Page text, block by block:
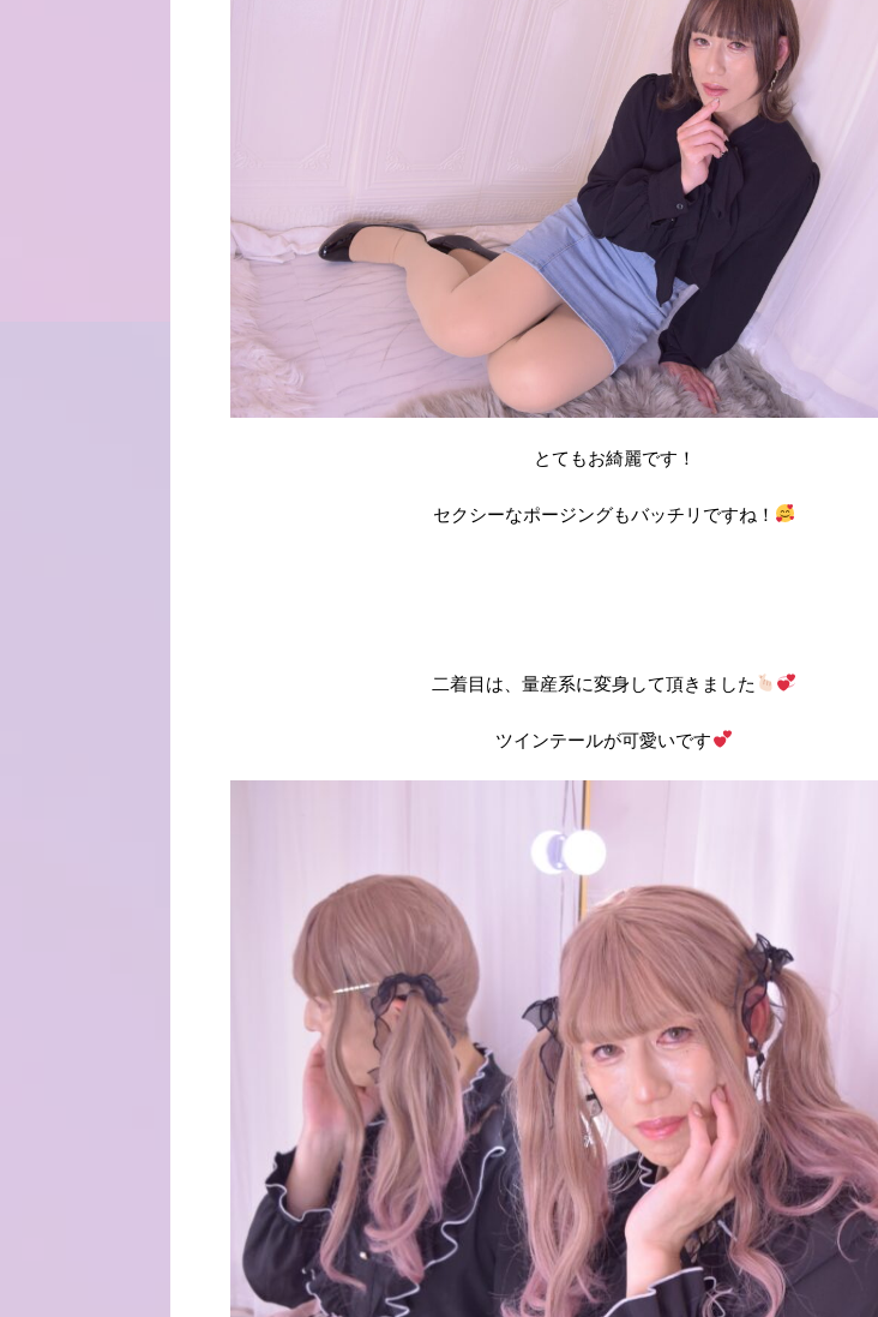
とてもお綺麗です！
セクシーなポージングもバッチリですね！
二着目は、量産系に変身して頂きました
ツインテールが可愛いです